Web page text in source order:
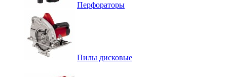
Перфораторы
Пилы дисковые